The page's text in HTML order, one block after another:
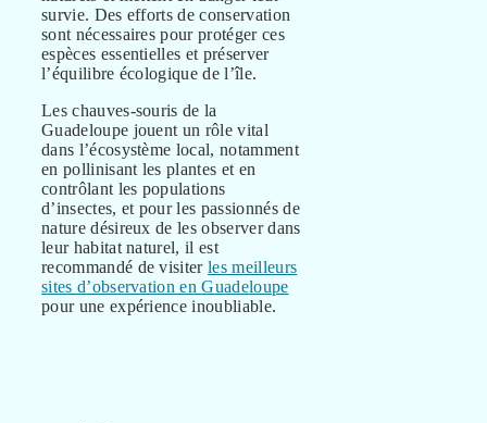
survie. Des efforts de conservation
sont nécessaires pour protéger ces
espèces essentielles et préserver
l’équilibre écologique de l’île.
Les chauves-souris de la
Guadeloupe jouent un rôle vital
dans l’écosystème local, notamment
en pollinisant les plantes et en
contrôlant les populations
d’insectes, et pour les passionnés de
nature désireux de les observer dans
leur habitat naturel, il est
recommandé de visiterles meilleurs
sites d’observation en Guadeloupe
pour une expérience inoubliable.